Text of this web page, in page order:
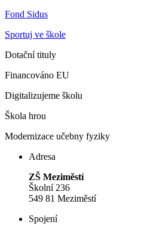
Fond Sidus
Sportuj ve škole
Dotační tituly
Financováno EU
Digitalizujeme školu
Škola hrou
Modernizace učebny fyziky
Adresa
ZŠ Meziměstí
Školní 236
549 81 Meziměstí
Spojení